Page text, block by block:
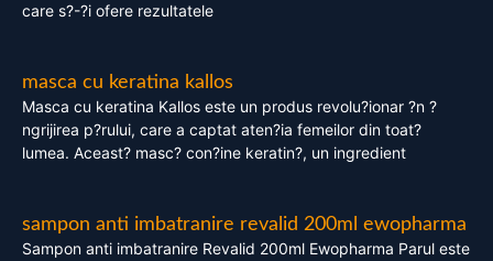
care s?-?i ofere rezultatele
masca cu keratina kallos
Masca cu keratina Kallos este un produs revolu?ionar ?n ?
ngrijirea p?rului, care a captat aten?ia femeilor din toat?
lumea. Aceast? masc? con?ine keratin?, un ingredient
sampon anti imbatranire revalid 200ml ewopharma
Sampon anti imbatranire Revalid 200ml Ewopharma Parul este